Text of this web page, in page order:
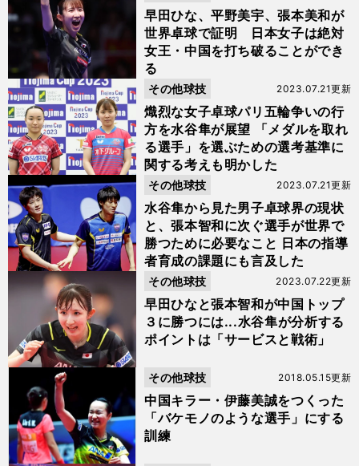
早田ひな、平野美宇、張本美和が
世界卓球で証明 日本女子は絶対
女王・中国を打ち破ることができ
る
熾烈な女子卓球パリ五輪争いの行
方を水谷隼が展望 「メダルを取れ
る選手」を選ぶための選考基準に
関する考えも明かした
2023.07.21更新
その他球技
水谷隼から見た男子卓球界の現状
と、張本智和に次ぐ選手が世界で
勝つために必要なこと 日本の指導
者育成の課題にも言及した
2023.07.21更新
その他球技
早田ひなと張本智和が中国トップ
３に勝つには...水谷隼が分析する
ポイントは「サービスと戦術」
2023.07.22更新
その他球技
中国キラー・伊藤美誠をつくった
「バケモノのような選手」にする
訓練
2018.05.15更新
その他球技